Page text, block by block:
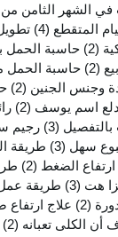
في الشهر الثامن
المتقطع (4)
(2) حاسبة الحمل
(2) حاسبة الحمل
وجنس الجنين (2)
دلع اسم يوسف (2)
بالتفصيل (3) رجيم
(3)
طريقة
الضغط (2)
هت (3) طريقة عمل
(2)
علاج
الكلى تعبانه (2)